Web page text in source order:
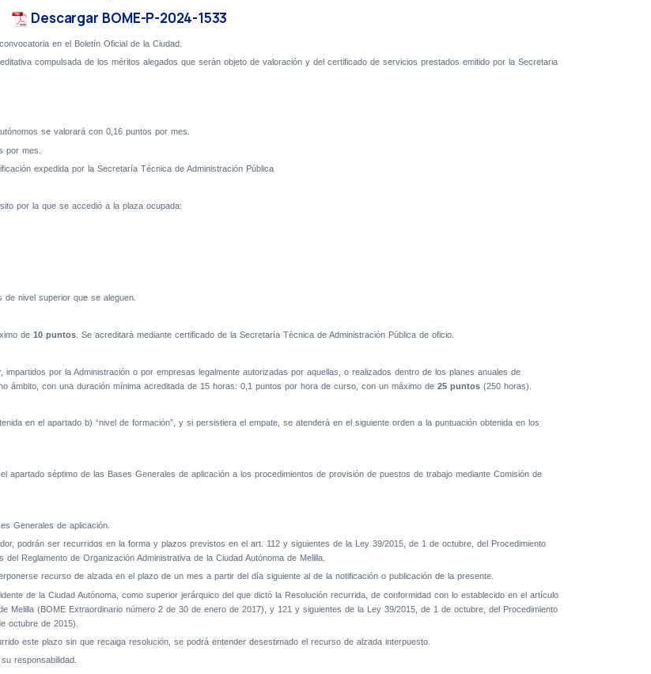
Descargar BOME-P-2024-1533
en el Boletín Oficial de la Ciudad.
compulsada de los méritos alegados que serán objeto de valoración y del certificado de servicios prestados emitido por la Secretaria
se valorará con 0,16 puntos por mes.
por mes.
expedida por la Secretaría Técnica de Administración Pública
por la que se accedió a la plaza ocupada:
nivel superior que se aleguen.
de 10 puntos . Se acreditará mediante certificado de la Secretaría Técnica de Administración Pública de oficio.
por la Administración o por empresas legalmente autorizadas por aquellas, o realizados dentro de los planes anuales de
ámbito, con una duración mínima acreditada de 15 horas: 0,1 puntos por hora de curso, con un máximo de 25 puntos (250 horas).
en el apartado b) “nivel de formación”, y si persistiera el empate, se atenderá en el siguiente orden a la puntuación obtenida en los
apartado séptimo de las Bases Generales de aplicación a los procedimientos de provisión de puestos de trabajo mediante Comisión de
Generales de aplicación.
podrán ser recurridos en la forma y plazos previstos en el art. 112 y siguientes de la Ley 39/2015, de 1 de octubre, del Procedimiento
Reglamento de Organización Administrativa de la Ciudad Autónoma de Melilla.
recurso de alzada en el plazo de un mes a partir del día siguiente al de la notificación o publicación de la presente.
de la Ciudad Autónoma, como superior jerárquico del que dictó la Resolución recurrida, de conformidad con lo establecido en el artículo
Melilla (BOME Extraordinario número 2 de 30 de enero de 2017), y 121 y siguientes de la Ley 39/2015, de 1 de octubre, del Procedimiento
octubre de 2015).
este plazo sin que recaiga resolución, se podrá entender desestimado el recurso de alzada interpuesto.
responsabilidad.